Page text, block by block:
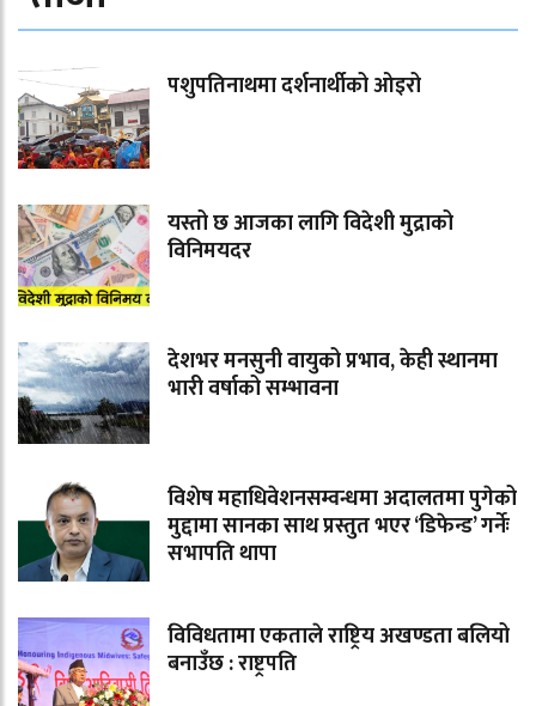
पशुपतिनाथमा दर्शनार्थीको ओइरो
यस्तो छ आजका लागि विदेशी मुद्राको
विनिमयदर
देशभर मनसुनी वायुको प्रभाव, केही स्थानमा
भारी वर्षाको सम्भावना
विशेष महाधिवेशनसम्वन्धमा अदालतमा पुगेको
मुद्दामा सानका साथ प्रस्तुत भएर ‘डिफेन्ड’ गर्नेः
सभापति थापा
विविधतामा एकताले राष्ट्रिय अखण्डता बलियो
बनाउँछ : राष्ट्रपति